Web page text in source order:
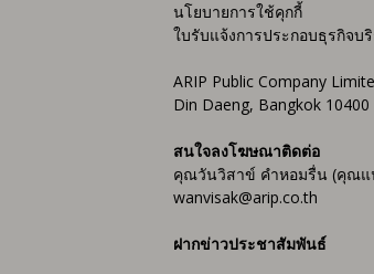
นโยบายการใช้คุกกี้
ใบรับแจ้งการประกอบธุรกิจ
ARIP Public Company
Din Daeng, Bangkok
สนใจลงโฆษณาติดต่อ
คุณวันวิสาข์ คำหอมรื่น (คุณแ
wanvisak@arip.co.th
ฝากข่าวประชาสัมพันธ์